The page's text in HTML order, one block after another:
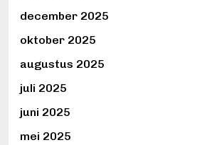
december 2025
oktober 2025
augustus 2025
juli 2025
juni 2025
mei 2025